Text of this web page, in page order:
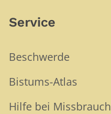
Service
Beschwerde
Bistums-Atlas
Hilfe bei Missbrauch